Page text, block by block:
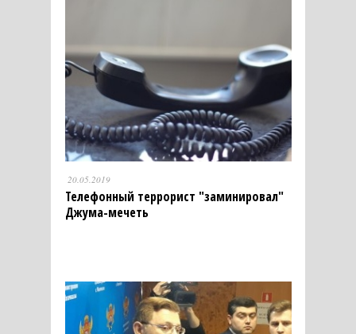
20.05.2019
Телефонный террорист "заминировал"
Джума-мечеть